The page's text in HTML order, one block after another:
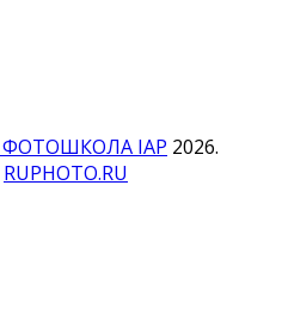
ФОТОШКОЛА IAP 2026.
RUPHOTO.RU